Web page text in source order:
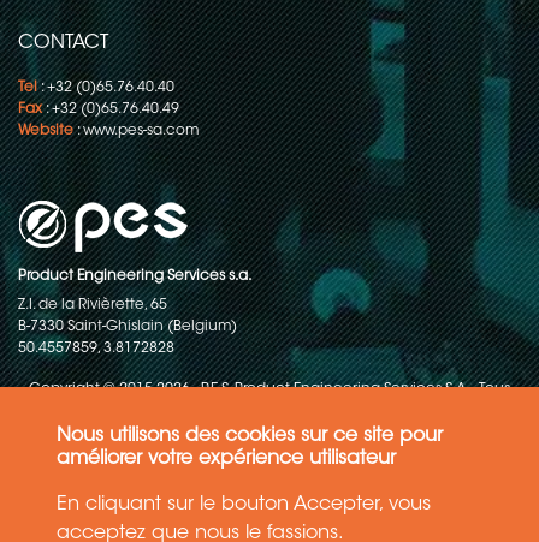
Nous utilisons des cookies sur ce site pour
améliorer votre expérience utilisateur
En cliquant sur le bouton Accepter, vous
acceptez que nous le fassions.
CONTACT
Tel: +32 (0)65.76.40.40
Fax: +32 (0)65.76.40.49
Website:www.pes-sa.com
Product Engineering Services s.a.
Z.I. de la Rivièrette, 65
B-7330 Saint-Ghislain (Belgium)
50.4557859, 3.8172828
Copyright © 2015-2026 - P.E.S. Product Engineering Services S.A. - Tous
Politique de protection des données
Conditions générales de ventes